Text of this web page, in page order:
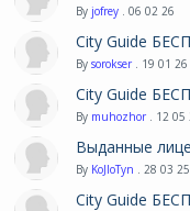
By jofrey . 06 02 26
City Guide
By sorokser . 19 01 26
City Guide
By muhozhor . 12 05
Выданные
By KoJIoTyn . 28 03 25
City Guide